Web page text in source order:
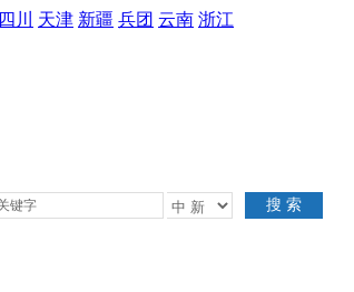
四川 天津 新疆 兵团 云南 浙江
搜 索